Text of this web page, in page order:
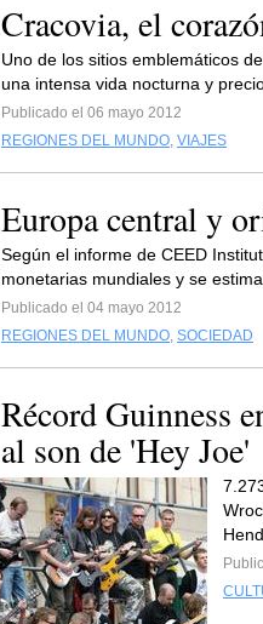
Cracovia, el
Uno de los sitios emblemáticos
una intensa vida nocturna y
Publicado el 06 mayo 2012
REGIONES DEL MUNDO, VIAJES
Europa central y
Según el informe de CEED
monetarias mundiales y se
Publicado el 04 mayo 2012
REGIONES DEL MUNDO, SOCIEDAD
Récord Guinness
al son de 'Hey Joe'